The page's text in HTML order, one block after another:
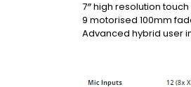
7″ high resolution
9 motorised 100mm
Advanced hybrid user